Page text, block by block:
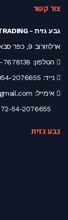
צור קשר
גבע גזית - 3D TRADING
ארלוזורוב 9, כפר סבא 44453
הטלפון: 7678138
נייד: 2076655
אימייל:
54-2076655
גבע גזית